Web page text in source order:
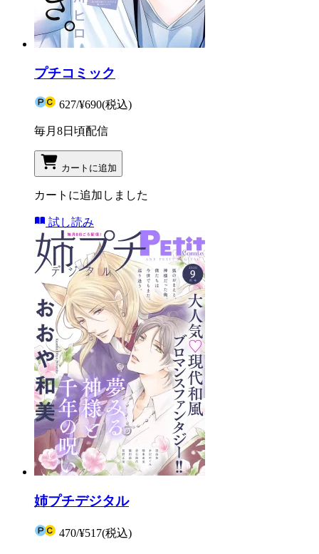
プチコミック
627/¥690(税込)
毎月8日頃配信
カートに追加
カートに追加しました
試し読み
姉プチデジタル
470/¥517(税込)